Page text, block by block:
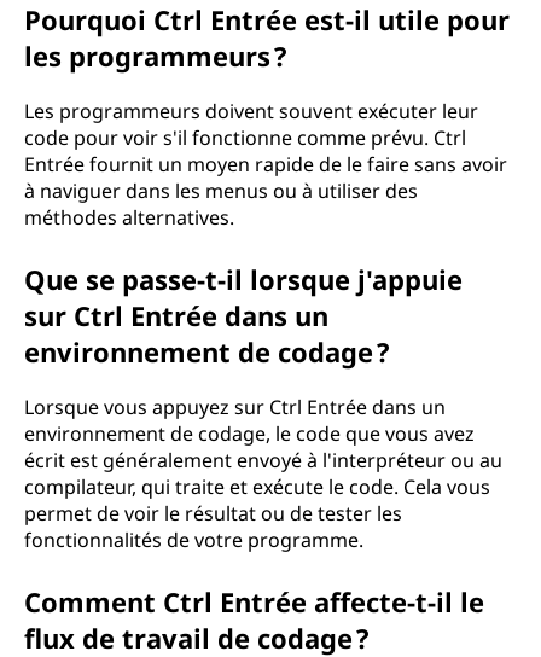
Pourquoi Ctrl Entrée est-il utile pour
les programmeurs ?
Les programmeurs doivent souvent exécuter leur
code pour voir s'il fonctionne comme prévu. Ctrl
Entrée fournit un moyen rapide de le faire sans avoir
à naviguer dans les menus ou à utiliser des
méthodes alternatives.
Que se passe-t-il lorsque j'appuie
sur Ctrl Entrée dans un
environnement de codage ?
Lorsque vous appuyez sur Ctrl Entrée dans un
environnement de codage, le code que vous avez
écrit est généralement envoyé à l'interpréteur ou au
compilateur, qui traite et exécute le code. Cela vous
permet de voir le résultat ou de tester les
fonctionnalités de votre programme.
Comment Ctrl Entrée affecte-t-il le
flux de travail de codage ?